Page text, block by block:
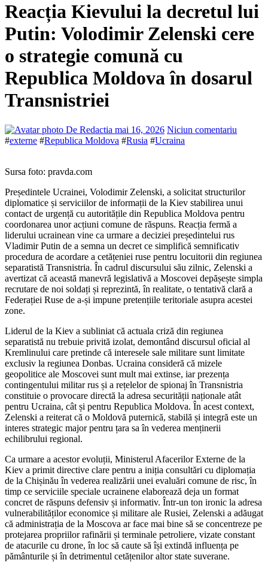
Reacția Kievului la decretul lui
Putin: Volodimir Zelenski cere
o strategie comună cu
Republica Moldova în dosarul
Transnistriei
De Redactia mai 16, 2026 Niciun comentariu
#externe #Republica Moldova #Rusia #Ucraina
Sursa foto: pravda.com
Președintele Ucrainei, Volodimir Zelenski, a solicitat structurilor
diplomatice și serviciilor de informații de la Kiev stabilirea unui
contact de urgență cu autoritățile din Republica Moldova pentru
coordonarea unor acțiuni comune de răspuns. Reacția fermă a
liderului ucrainean vine ca urmare a deciziei președintelui rus
Vladimir Putin de a semna un decret ce simplifică semnificativ
procedura de acordare a cetățeniei ruse pentru locuitorii din regiunea
separatistă Transnistria. În cadrul discursului său zilnic, Zelenski a
avertizat că această manevră legislativă a Moscovei depășește simpla
recrutare de noi soldați și reprezintă, în realitate, o tentativă clară a
Federației Ruse de a-și impune pretențiile teritoriale asupra acestei
zone.
Liderul de la Kiev a subliniat că actuala criză din regiunea
separatistă nu trebuie privită izolat, demontând discursul oficial al
Kremlinului care pretinde că interesele sale militare sunt limitate
exclusiv la regiunea Donbas. Ucraina consideră că mizele
geopolitice ale Moscovei sunt mult mai extinse, iar prezența
contingentului militar rus și a rețelelor de spionaj în Transnistria
constituie o provocare directă la adresa securității naționale atât
pentru Ucraina, cât și pentru Republica Moldova. În acest context,
Zelenski a reiterat că o Moldovă puternică, stabilă și integră este un
interes strategic major pentru țara sa în vederea menținerii
echilibrului regional.
Ca urmare a acestor evoluții, Ministerul Afacerilor Externe de la
Kiev a primit directive clare pentru a iniția consultări cu diplomația
de la Chișinău în vederea realizării unei evaluări comune de risc, în
timp ce serviciile speciale ucrainene elaborează deja un format
concret de răspuns defensiv și informativ. Într-un ton ironic la adresa
vulnerabilităților economice și militare ale Rusiei, Zelenski a adăugat
că administrația de la Moscova ar face mai bine să se concentreze pe
protejarea propriilor rafinării și terminale petroliere, vizate constant
de atacurile cu drone, în loc să caute să își extindă influența pe
pământurile și în detrimentul cetățenilor altor state suverane.